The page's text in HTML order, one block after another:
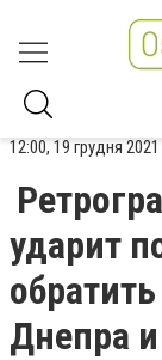
12:00, 19 грудня 2021
ударит
Днепра